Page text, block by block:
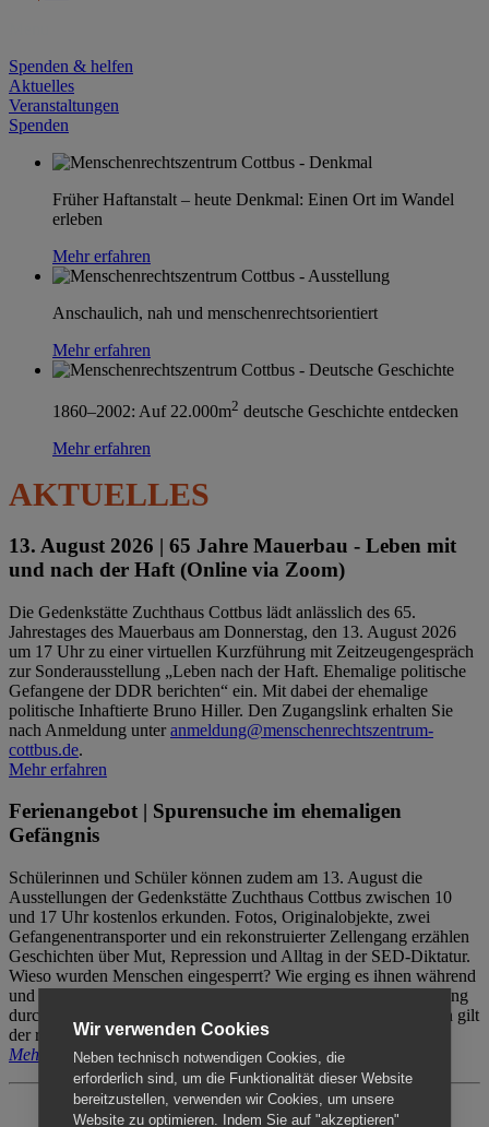
Spenden & helfen
Aktuelles
Veranstaltungen
Spenden
Früher Haftanstalt – heute Denkmal: Einen Ort im Wandel
erleben
Mehr erfahren
Anschaulich, nah und menschenrechtsorientiert
Mehr erfahren
1860–2002: Auf 22.000m2 deutsche Geschichte entdecken
Mehr erfahren
AKTUELLES
13. August 2026 | 65 Jahre Mauerbau - Leben mit
und nach der Haft (Online via Zoom)
Die Gedenkstätte Zuchthaus Cottbus lädt anlässlich des 65.
Jahrestages des Mauerbaus am Donnerstag, den 13. August 2026
um 17 Uhr zu einer virtuellen Kurzführung mit Zeitzeugengespräch
zur Sonderausstellung „Leben nach der Haft. Ehemalige politische
Gefangene der DDR berichten“ ein. Mit dabei der ehemalige
politische Inhaftierte Bruno Hiller. Den Zugangslink erhalten Sie
nach Anmeldung unteranmeldung@menschenrechtszentrum-
cottbus.de.
Mehr erfahren
Ferienangebot | Spurensuche im ehemaligen
Gefängnis
Schülerinnen und Schüler können zudem am 13. August die
Ausstellungen der Gedenkstätte Zuchthaus Cottbus zwischen 10
und 17 Uhr kostenlos erkunden. Fotos, Originalobjekte, zwei
Gefangenentransporter und ein rekonstruierter Zellengang erzählen
Geschichten über Mut, Repression und Alltag in der SED-Diktatur.
Wieso wurden Menschen eingesperrt? Wie erging es ihnen während
und nach der Haft? Der Besuch erfolgt individuell ohne Betreuung
durch das Menschenrechtszentrum Cottbus. Für Begleitpersonen gilt
der reguläre Eintritt (8€ / ermäßigt 5€).
Mehr erfahren
Wir verwenden Cookies
Neben technisch notwendigen Cookies, die
erforderlich sind, um die Funktionalität dieser Website
bereitzustellen, verwenden wir Cookies, um unsere
Website zu optimieren. Indem Sie auf "akzeptieren"